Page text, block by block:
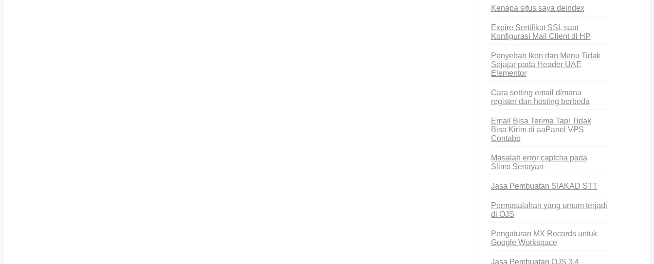
Kenapa situs saya deindex
Expire Sertifikat SSL saat
Konfigurasi Mail Client di HP
Penyebab Ikon dan Menu Tidak
Sejajar pada Header UAE
Elementor
Cara setting email dimana
register dan hosting berbeda
Email Bisa Terima Tapi Tidak
Bisa Kirim di aaPanel VPS
Contabo
Masalah error captcha pada
Slims Senayan
Jasa Pembuatan SIAKAD STT
Permasalahan yang umum terjadi
di OJS
Pengaturan MX Records untuk
Google Workspace
Jasa Pembuatan OJS 3.4